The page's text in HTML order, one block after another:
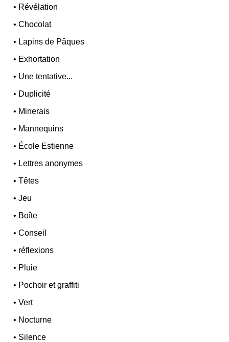
• Révélation
•Chocolat
• Lapins de Pâques
• Exhortation
• Une tentative...
• Duplicité
• Minerais
• Mannequins
• École Estienne
• Lettres anonymes
•Têtes
•Jeu
• Boîte
•Conseil
• réflexions
• Pluie
• Pochoir et graffiti
•Vert
• Nocturne
• Silence